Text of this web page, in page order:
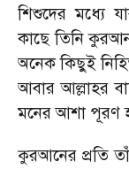
শিশুদের মধ্যে
কাছে তিনি
অনেক কিছুই
আবার আল্লাহর
মনের আশা পূরণ
কুরআনের প্রতি